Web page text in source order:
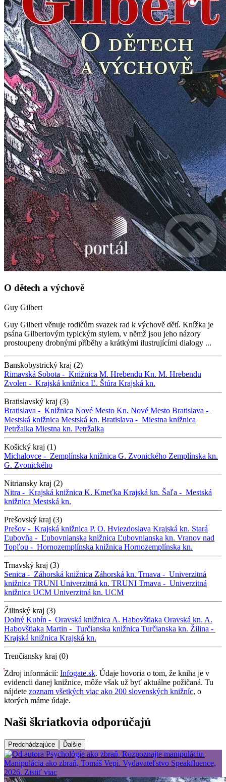
O dětech a výchově
Guy Gilbert
Guy Gilbert věnuje rodičům svazek rad k výchově dětí. Knížka je
psána Gilbertovým typickým stylem, v němž jsou jeho názory
prostoupeny drobnými příběhy a krátkými ilustrujícími dialogy ...
Banskobystrický kraj (2)
Rimavská Sobota - Knižnica M. Hrebendu Kn. M. Hrebendu
Zvolen - Krajská knižnica Ľ. Štúra Krajská kn.
Bratislavský kraj (3)
Bratislava - Knižnica Nové Mesto Kn. Nové Mesto Bratislava -
Mestská knižnica Mestská kn. Bratislava - Miestna knižnica
Petržalka Miestna kn. Petržalka
Košický kraj (1)
Michalovce - Zemplínska knižnica G. Zvonického Zemplínska kn.
G. Zvonického
Nitriansky kraj (2)
Nitra - Krajská knižnica K. Kmeťka Krajská kn. Šaľa - Mestská
knižnica Mestská kn.
Prešovský kraj (3)
Prešov - Krajská knižnica P. O. Hviezdoslava Krajská kn. Stará
Ľubovňa - Ľubovnianska knižnica Ľubovnianska kn. Vranov nad
Topľou - Hornozemplínska knižnica Hornozemplínska kn.
Trnavský kraj (3)
Senica - Záhorská knižnica Záhorská kn. Trnava - Univerzitná
knižnica TRUNI Univerzitná kn. TRUNI Trnava - Univerzitná
knižnica UCM Univerzitná kn. UCM
Žilinský kraj (3)
Dolný Kubín - Oravská knižnica A. Habovštiaka Oravská kn. A.
Habovštiaka Martin - Turčianska knižnica Turčianska kn. Žilina -
Krajská knižnica Krajská kn.
Trenčiansky kraj (0)
Zdroj informácií: Infogate.sk. Údaje hovoria o tom, že kniha je v
evidencii danej knižnice, môže však už byť aktuálne požičaná. Tu
nájdete zoznam všetkých viac ako 200 slovenských knižníc, o
ktorých máme údaje.
Naši škriatkovia odporúčajú
Predchádzajúce Ďalšie